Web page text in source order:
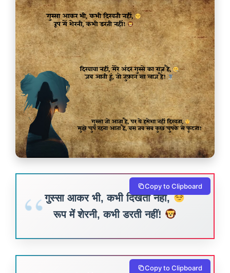
गुस्सा आकर भी, कभी दिखती नहीं,
रूप में शेरनी, कभी डरती नहीं!
Copy to Clipboard
Copy to Clipboard